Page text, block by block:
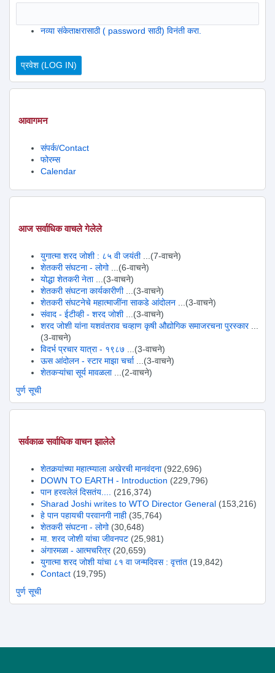
नव्या संकेताक्षरासाठी ( password साठी) विनंती करा.
आवागमन
संपर्क/Contact
फोरम्स
Calendar
आज सर्वाधिक वाचले गेलेले
युगात्मा शरद जोशी : ८५ वी जयंती
...(7-वाचने)
शेतकरी संघटना - लोगो
...(6-वाचने)
योद्धा शेतकरी नेता
...(3-वाचने)
शेतकरी संघटना कार्यकारीणी
...(3-वाचने)
शेतकरी संघटनेचे महात्माजींना साकडे आंदोलन
...(3-वाचने)
संवाद - ईटीव्ही - शरद जोशी
...(3-वाचने)
शरद जोशी यांना यशवंतराव चव्हाण कृषी औद्योगिक समाजरचना पुरस्कार
(3-वाचने)
विदर्भ प्रचार यात्रा - १९८७
...(3-वाचने)
ऊस आंदोलन - स्टार माझा चर्चा
...(3-वाचने)
शेतकऱ्यांचा सूर्य मावळला
...(2-वाचने)
पुर्ण सूची
सर्वकाळ सर्वाधिक वाचन झालेले
शेतकर्‍यांच्या महात्म्याला अखेरची मानवंदना (922,696)
DOWN TO EARTH - Introduction (229,796)
पान हरवलेलं दिसतंय....
(216,374)
Sharad Joshi writes to WTO Director General (153,216)
हे पान पहायची परवानगी नाही (35,764)
शेतकरी संघटना - लोगो (30,648)
मा. शरद जोशी यांचा जीवनपट (25,981)
अंगारमळा - आत्मचरित्र (20,659)
युगात्मा शरद जोशी यांचा ८१ वा जन्मदिवस : वृत्तांत (19,842)
Contact (19,795)
पुर्ण सूची